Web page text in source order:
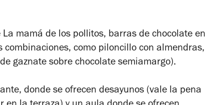
mamá de los pollitos, barras de chocolate en
como piloncillo con almendras,
gaznate sobre chocolate semiamargo).
donde se ofrecen desayunos (vale la pena